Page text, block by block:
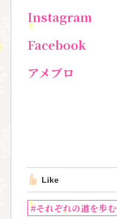
Instagram
Facebook
アメブロ
Like
#それぞれの道を歩む